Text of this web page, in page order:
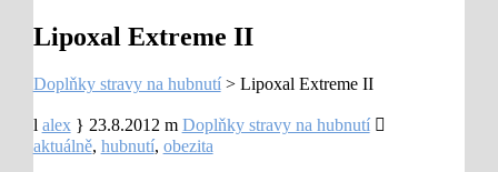
Lipoxal Extreme II
Doplňky stravy na hubnutí> Lipoxal Extreme II
alex 23.8.2012
Doplňky stravy na hubnutí
aktuálně, hubnutí, obezita